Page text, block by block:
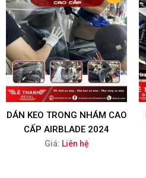
DÁN KEO TRONG NHÁM CAO
CẤP AIRBLADE 2024
Giá: Liên hệ